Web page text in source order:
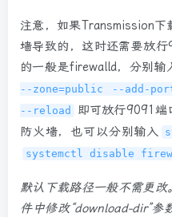
注意，如果Transmission下
墙导致的，这时还需要放
的一般是firewalld，分别输
--zone=public --add-
--reload
即可放行9091端
防火墙，也可以分别输入
systemctl disable
默认下载路径一般不需更
件中修改“download-dir”